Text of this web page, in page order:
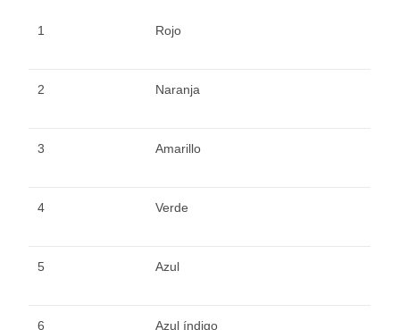
1 Rojo
2 Naranja
3 Amarillo
4 Verde
5 Azul
6 Azul índigo